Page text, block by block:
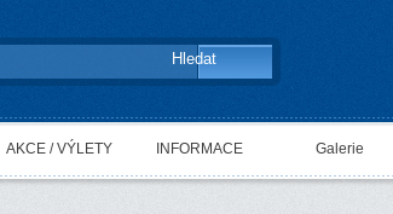
AKCE / VÝLETY INFORMACE Galerie